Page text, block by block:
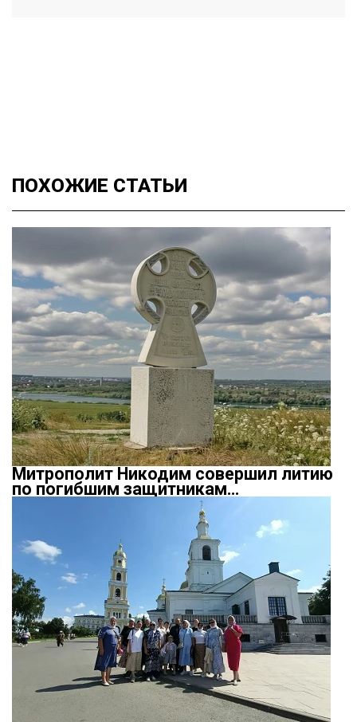
ПОХОЖИЕ СТАТЬИ
Митрополит Никодим совершил литию
по погибшим защитникам…